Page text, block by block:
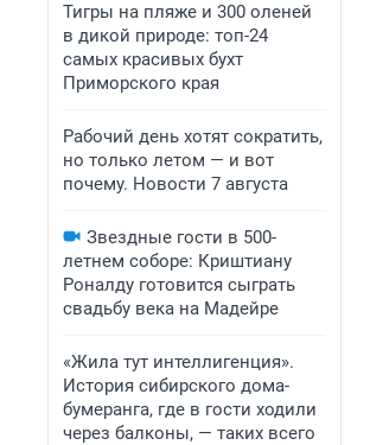
Тигры на пляже и 300 оленей
в дикой природе: топ-24
самых красивых бухт
Приморского края
Рабочий день хотят сократить,
но только летом — и вот
почему. Новости 7 августа
Звездные гости в 500-
летнем соборе: Криштиану
Роналду готовится сыграть
свадьбу века на Мадейре
«Жила тут интеллигенция».
История сибирского дома-
бумеранга, где в гости ходили
через балконы, — таких всего